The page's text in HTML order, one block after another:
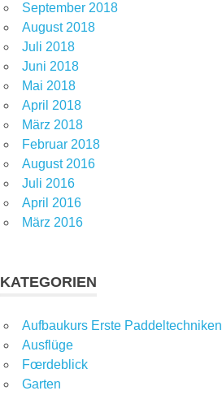
September 2018
August 2018
Juli 2018
Juni 2018
Mai 2018
April 2018
März 2018
Februar 2018
August 2016
Juli 2016
April 2016
März 2016
KATEGORIEN
Aufbaukurs Erste Paddeltechniken
Ausflüge
Fœrdeblick
Garten